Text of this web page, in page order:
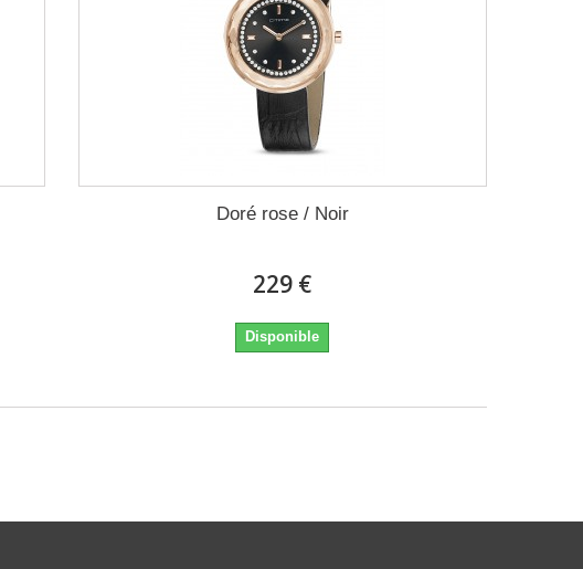
Doré rose / Noir
229 €
Disponible